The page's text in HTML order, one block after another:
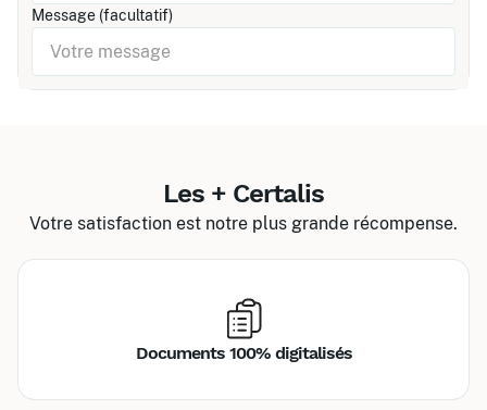
Message (facultatif)
Les + Certalis
Votre satisfaction est notre plus grande récompense.
Documents 100% digitalisés